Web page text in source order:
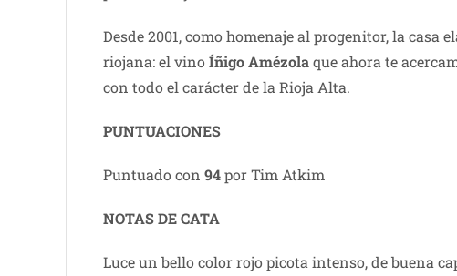
Desde 2001, como homenaje al progenitor, la
riojana: el vinoÍñigo Amézolaque ahora te
con todo el carácter de la Rioja Alta.
PUNTUACIONES
Puntuado con 94por Tim Atkim
NOTAS DE CATA
Luce un bello color rojo picota intenso, de buena